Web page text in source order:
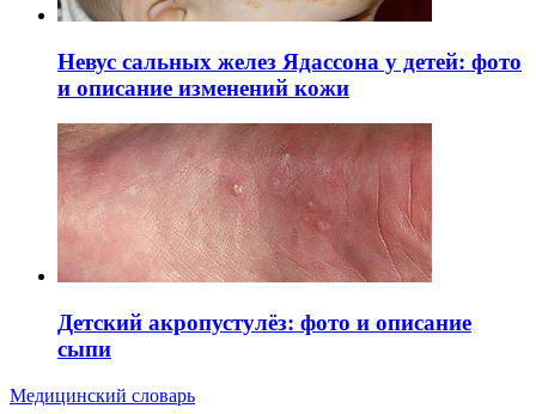
Невус сальных желез Ядассона у детей: фото
и описание изменений кожи
Детский акропустулёз: фото и описание
сыпи
Медицинский словарь